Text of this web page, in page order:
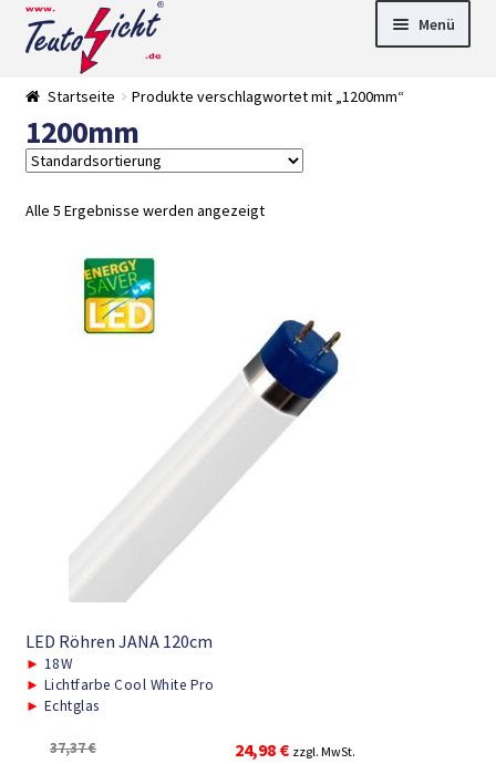
Zur
Navigation
springen
Springe
zum
Menü
►
Startseite Produkte verschlagwortet mit „1200mm“
1200mm
Alle 5 Ergebnisse werden angezeigt
LED Röhren JANA 120cm
► 18W
► Lichtfarbe Cool White Pro
► Echtglas
37,37€
Ursprünglicher
24,98 €Aktueller
zzgl. MwSt.